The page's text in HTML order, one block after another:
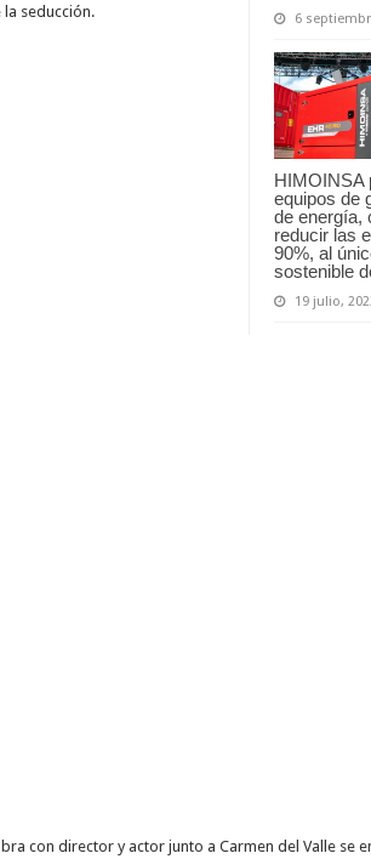
6
HIMOINSA
equipos de
de energía,
reducir las
90%, al
sostenible
19 julio,
seducción.
con director y actor junto a Carmen del Valle se